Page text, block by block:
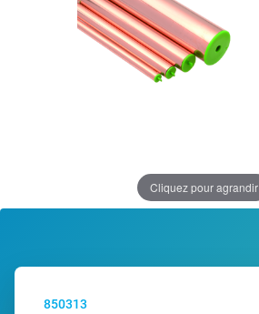
Cliquez pour agrandir
850313